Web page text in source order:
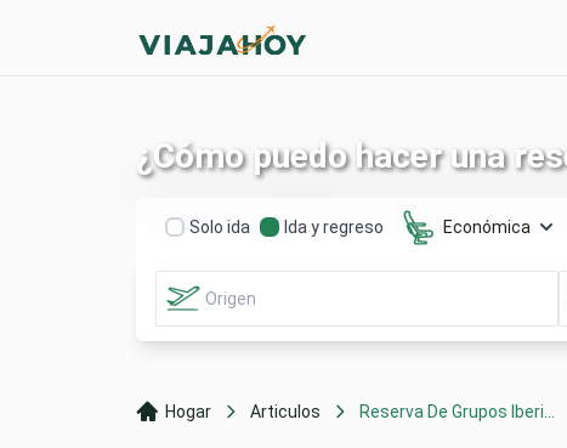
¿Cómo puedo hacer una
Solo ida Ida y regreso Económica
Hogar Articulos Reserva De Grupos Iberi...